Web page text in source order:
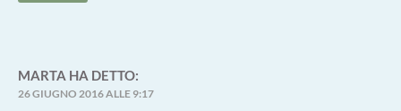
MARTA HA DETTO:
26 GIUGNO 2016 ALLE 9:17